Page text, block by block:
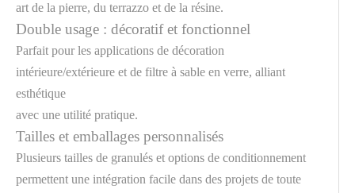
art de la pierre, du terrazzo et de la résine.
Double usage : décoratif et fonctionnel
Parfait pour les applications de décoration
intérieure/extérieure et de filtre à sable en verre, alliant
esthétique
avec une utilité pratique.
Tailles et emballages personnalisés
Plusieurs tailles de granulés et options de conditionnement
permettent une intégration facile dans des projets de toute